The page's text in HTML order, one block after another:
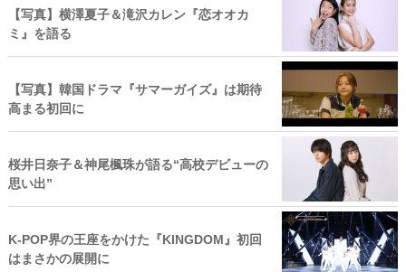
【写真】横澤夏子＆滝沢カレン『恋オオカ
ミ』を語る
【写真】韓国ドラマ『サマーガイズ』は期待
高まる初回に
桜井日奈子＆神尾楓珠が語る“高校デビューの
思い出”
K‐POP界の王座をかけた『KINGDOM』初回
はまさかの展開に